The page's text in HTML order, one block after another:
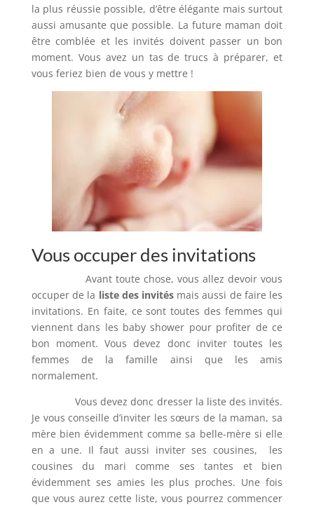
la plus réussie possible, d’être élégante mais surtout
aussi amusante que possible. La future maman doit
être comblée et les invités doivent passer un bon
moment. Vous avez un tas de trucs à préparer, et
vous feriez bien de vous y mettre !
Vous occuper des invitations
Avant toute chose, vous allez devoir vous
occuper de la liste des invités mais aussi de faire les
invitations. En faite, ce sont toutes des femmes qui
viennent dans les baby shower pour profiter de ce
bon moment. Vous devez donc inviter toutes les
femmes de la famille ainsi que les amis
normalement.
Vous devez donc dresser la liste des invités.
Je vous conseille d’inviter les sœurs de la maman, sa
mère bien évidemment comme sa belle-mère si elle
en a une. Il faut aussi inviter ses cousines, les
cousines du mari comme ses tantes et bien
évidemment ses amies les plus proches. Une fois
que vous aurez cette liste, vous pourrez commencer